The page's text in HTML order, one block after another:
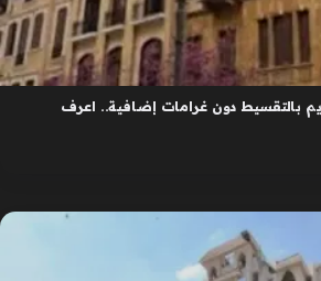
بالتقسيط دون غرامات إضافية.. اعرف